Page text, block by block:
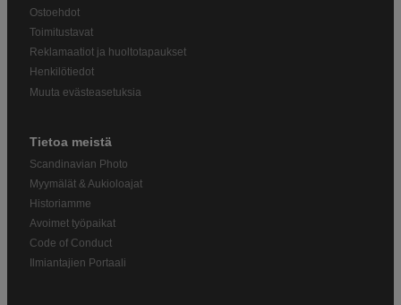
Ostoehdot
Toimitustavat
Reklamaatiot ja huoltotapaukset
Henkilötiedot
Muuta evästeasetuksia
Tietoa meistä
Scandinavian Photo
Myymälät & Aukioloajat
Historiamme
Avoimet työpaikat
Code of Conduct
Ilmiantajien Portaali